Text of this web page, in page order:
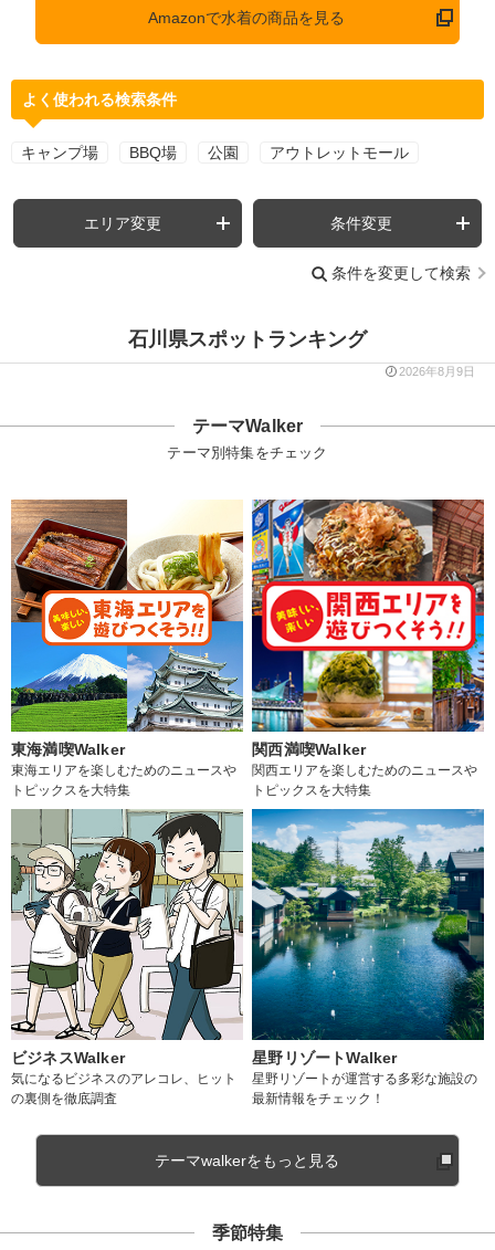
Amazonで水着の商品を見る
よく使われる検索条件
キャンプ場 BBQ場 公園 アウトレットモール
エリア変更 条件変更
条件を変更して検索
石川県スポットランキング
2026年8月9日
テーマWalker
テーマ別特集をチェック
東海満喫Walker
東海エリアを楽しむためのニュースや
トピックスを大特集
関西満喫Walker
関西エリアを楽しむためのニュースや
トピックスを大特集
ビジネスWalker
気になるビジネスのアレコレ、ヒット
の裏側を徹底調査
星野リゾートWalker
星野リゾートが運営する多彩な施設の
最新情報をチェック！
テーマwalkerをもっと見る
季節特集